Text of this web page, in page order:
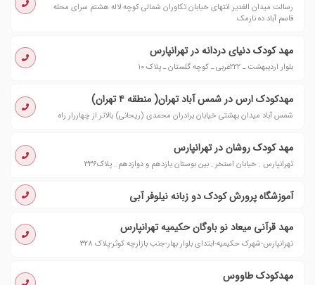
رسالت میدان الغدیر انتهاى خیابان تکاوران شمالى کوچه لاله هشتم سراى محله
قاسم آباد ده نارمک
مهد کودک دنیای دردانه در تهرانپارس
بلوار اردیبهشت ـ ۲۲۲غربی ـ کوچه گلستان ـ پلاک ۱۰
مهدکودک ارس در شمس آباد تهران( منطقه ۴ تهران)
شمس آباد میدان بهشتی خیابان برادران محمدی (ریحانی) بالاتر از چهاررار راه
مهد کودک روشان در تهرانپارس
تهرانپارس . خیابان استخر . بین بوستان یازدهم و دوازدهم . پلاک٣٣٦
آموزشگاه پرورش کودک دو زبانه نیلوفر آبی
مهد قرآنی میعاد نو باوگان حکیمیه تهرانپارس
تهرانپارس-شهرک حکیمیه-ابتدای بلوار بهار-جنب بازارچه کوثر-پلاک ٣٢٨
مهدکودک طاووس